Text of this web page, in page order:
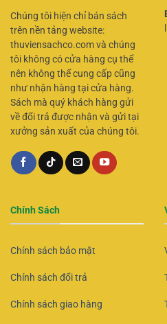
Chúng tôi hiện chỉ bán sách
trên nền tảng website:
thuviensachco.com và chúng
tôi không có cửa hàng cụ thể
nên không thể cung cấp cũng
như nhận hàng tại cửa hàng.
Sách mà quý khách hàng gửi
về đổi trả được nhận và gửi tại
xưởng sản xuất của chúng tôi.
Chính Sách
Chính sách bảo mật
Chính sách đổi trả
Chính sách giao hàng